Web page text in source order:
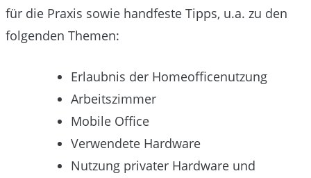
für die Praxis sowie handfeste Tipps, u.a. zu den
folgenden Themen:
Erlaubnis der Homeofficenutzung
Arbeitszimmer
Mobile Office
Verwendete Hardware
Nutzung privater Hardware und